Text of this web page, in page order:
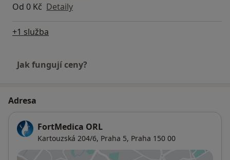
Od 0 Kč Detaily
+1 služba
Jak fungují ceny?
Adresa
FortMedica ORL
Kartouzská 204/6, Praha 5, Praha 150 00